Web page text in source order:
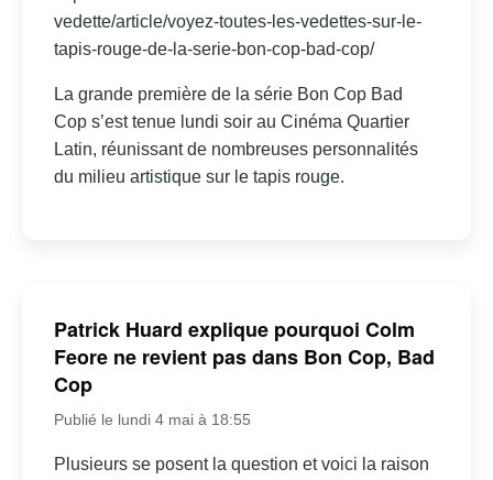
vedette/article/voyez-toutes-les-vedettes-sur-le-
tapis-rouge-de-la-serie-bon-cop-bad-cop/
La grande première de la série Bon Cop Bad
Cop s’est tenue lundi soir au Cinéma Quartier
Latin, réunissant de nombreuses personnalités
du milieu artistique sur le tapis rouge.
Patrick Huard explique pourquoi Colm
Feore ne revient pas dans Bon Cop, Bad
Cop
Publié le lundi 4 mai à 18:55
Plusieurs se posent la question et voici la raison